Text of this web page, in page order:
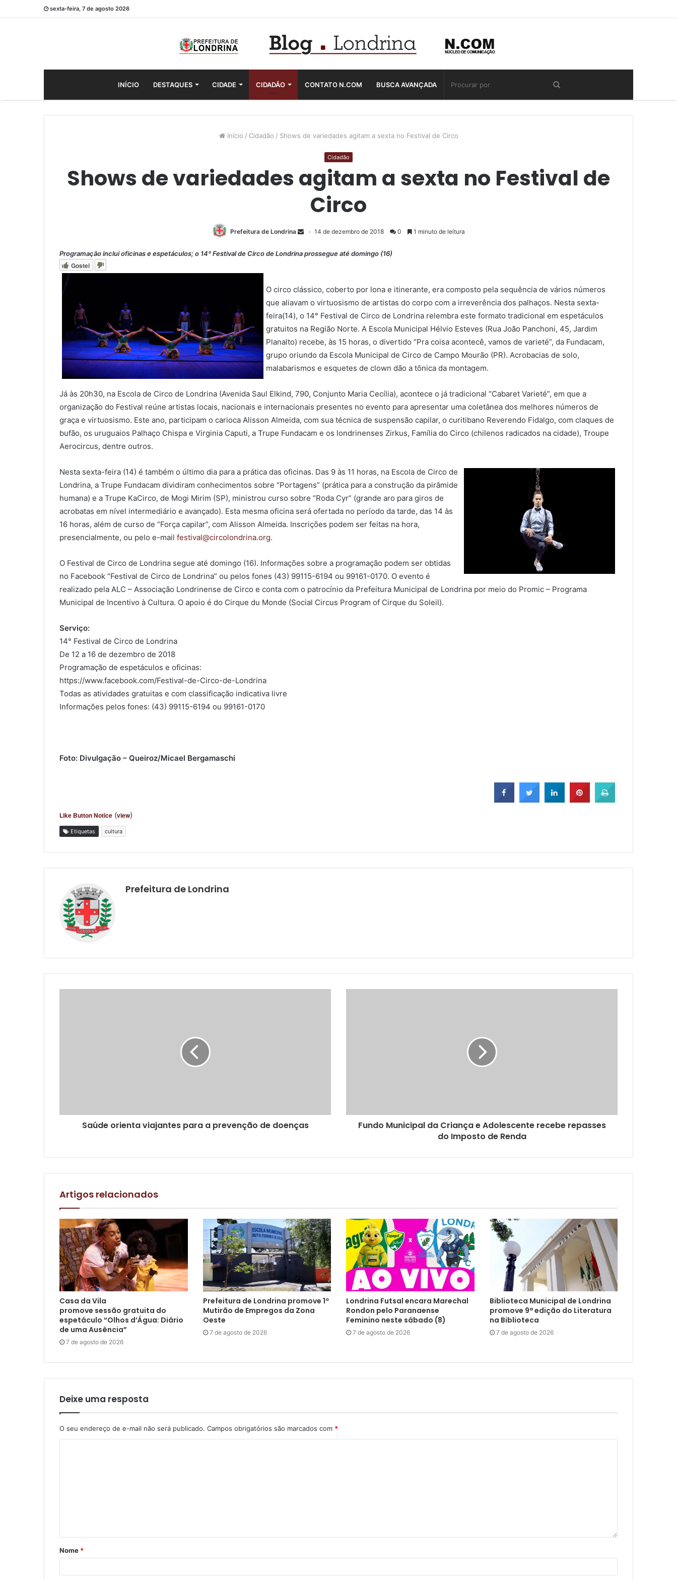
sexta-feira, 7 de agosto 2026
INÍCIO DESTAQUES CIDADE CIDADÃO CONTATO N.COM BUSCA AVANÇADA
Início / Cidadão / Shows de variedades agitam a sexta no Festival de Circo
Cidadão
Shows de variedades agitam a sexta no Festival de
Circo
Prefeitura de Londrina 14 de dezembro de 2018 0 1 minuto de leitura
Programação inclui oficinas e espetáculos; o 14º Festival de Circo de Londrina prossegue até domingo (16)
Gostei
O circo clássico, coberto por lona e itinerante, era composto pela sequência de vários números
que aliavam o virtuosismo de artistas do corpo com a irreverência dos palhaços. Nesta sexta-
feira(14), o 14° Festival de Circo de Londrina relembra este formato tradicional em espetáculos
gratuitos na Região Norte. A Escola Municipal Hélvio Esteves (Rua João Panchoni, 45, Jardim
Planalto) recebe, às 15 horas, o divertido “Pra coisa acontecê, vamos de varieté”, da Fundacam,
grupo oriundo da Escola Municipal de Circo de Campo Mourão (PR). Acrobacias de solo,
malabarismos e esquetes de clown dão a tônica da montagem.
Já às 20h30, na Escola de Circo de Londrina (Avenida Saul Elkind, 790, Conjunto Maria Cecília), acontece o já tradicional “Cabaret Varieté”, em que a
organização do Festival reúne artistas locais, nacionais e internacionais presentes no evento para apresentar uma coletânea dos melhores números de
graça e virtuosismo. Este ano, participam o carioca Alisson Almeida, com sua técnica de suspensão capilar, o curitibano Reverendo Fidalgo, com claques de
bufão, os uruguaios Palhaço Chispa e Virginia Caputi, a Trupe Fundacam e os londrinenses Zirkus, Família do Circo (chilenos radicados na cidade), Troupe
Aerocircus, dentre outros.
Nesta sexta-feira (14) é também o último dia para a prática das oficinas. Das 9 às 11 horas, na Escola de Circo de
Londrina, a Trupe Fundacam dividiram conhecimentos sobre “Portagens” (prática para a construção da pirâmide
humana) e a Trupe KaCirco, de Mogi Mirim (SP), ministrou curso sobre “Roda Cyr” (grande aro para giros de
acrobatas em nível intermediário e avançado). Esta mesma oficina será ofertada no período da tarde, das 14 às
16 horas, além de curso de “Força capilar”, com Alisson Almeida. Inscrições podem ser feitas na hora,
presencialmente, ou pelo e-mail festival@circolondrina.org.
O Festival de Circo de Londrina segue até domingo (16). Informações sobre a programação podem ser obtidas
no Facebook “Festival de Circo de Londrina” ou pelos fones (43) 99115-6194 ou 99161-0170. O evento é
realizado pela ALC – Associação Londrinense de Circo e conta com o patrocínio da Prefeitura Municipal de Londrina por meio do Promic – Programa
Municipal de Incentivo à Cultura. O apoio é do Cirque du Monde (Social Circus Program of Cirque du Soleil).
Serviço:
14° Festival de Circo de Londrina
De 12 a 16 de dezembro de 2018
Programação de espetáculos e oficinas:
https://www.facebook.com/Festival-de-Circo-de-Londrina
Todas as atividades gratuitas e com classificação indicativa livre
Informações pelos fones: (43) 99115-6194 ou 99161-0170
Foto: Divulgação – Queiroz/Micael Bergamaschi
Like Button Notice (view)
Etiquetas cultura
Prefeitura de Londrina
Saúde orienta viajantes para a prevenção de doenças
Fundo Municipal da Criança e Adolescente recebe repasses
do Imposto de Renda
Artigos relacionados
Casa da Vila
promove sessão gratuita do
espetáculo “Olhos d’Água: Diário
de uma Ausência”
7 de agosto de 2026
Prefeitura de Londrina promove 1º
Mutirão de Empregos da Zona
Oeste
7 de agosto de 2026
Londrina Futsal encara Marechal
Rondon pelo Paranaense
Feminino neste sábado (8)
7 de agosto de 2026
Biblioteca Municipal de Londrina
promove 9ª edição do Literatura
na Biblioteca
7 de agosto de 2026
Deixe uma resposta
O seu endereço de e-mail não será publicado. Campos obrigatórios são marcados com *
Nome *